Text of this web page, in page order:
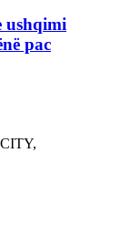
ushqimi
pac